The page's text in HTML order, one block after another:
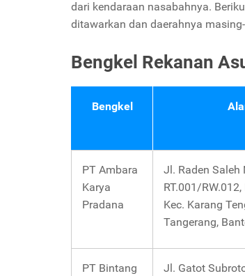
dari kendaraan nasabahnya.
ditawarkan dan daerahnya
Bengkel Rekanan
Bengkel
PT Ambara
Karya
Pradana
Jl. Raden Saleh
RT.001/
Kec. Karang
Tangerang,
PT Bintang
Jl. Gatot